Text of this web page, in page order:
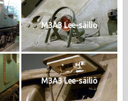
M3A3 Lee-säiliö
M3A3 Lee-säiliö